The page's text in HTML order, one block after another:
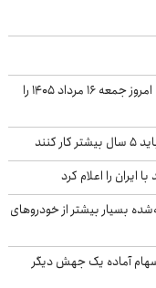
تغییرات شدید محصولات سایپا/ خریداران جدول امروز جمعه ۱۶ مرداد ۱۴۰۵ را
ایران را اعلام کرد
بسیار بیشتر از خودروهای
شنبه ۱۷ مرداد ۱۴۰۵/ بازار سهام آماده یک جهش دیگر